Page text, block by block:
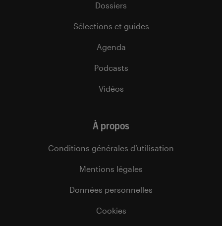
Dossiers
Sélections et guides
Agenda
Podcasts
Vidéos
À propos
Conditions générales d’utilisation
Mentions légales
Données personnelles
Cookies